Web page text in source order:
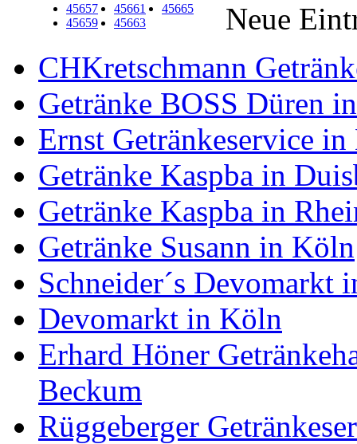
45657
45659
45661
45663
45665
Neue
CHKretschmann
Getränke BOSS Düren
Ernst Getränkeservice
Getränke Kaspba in
Getränke Kaspba in
Getränke Susann in Köln
Schneider´s
Devomarkt in Köln
Erhard Höner
Beckum
Rüggeberger